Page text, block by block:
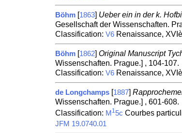
Böhm [1863] Ueber ein in der k.
Gesellschaft der Wissenschaften.
Classification: V6Renaissance,
Böhm [1862] Original Manuscript
Wissenschaften. Prague.] , 104-107.
Classification: V6Renaissance,
de Longchamps [1887]
Wissenschaften. Prague.] , 601-608.
Classification: M 15c Courbes
JFM 19.0740.01